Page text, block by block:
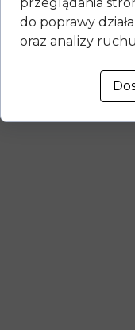
do poprawy
oraz analizy